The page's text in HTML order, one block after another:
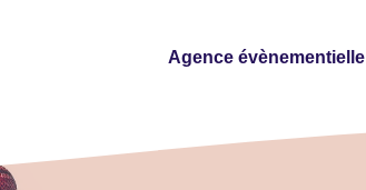
Agence évènementielle